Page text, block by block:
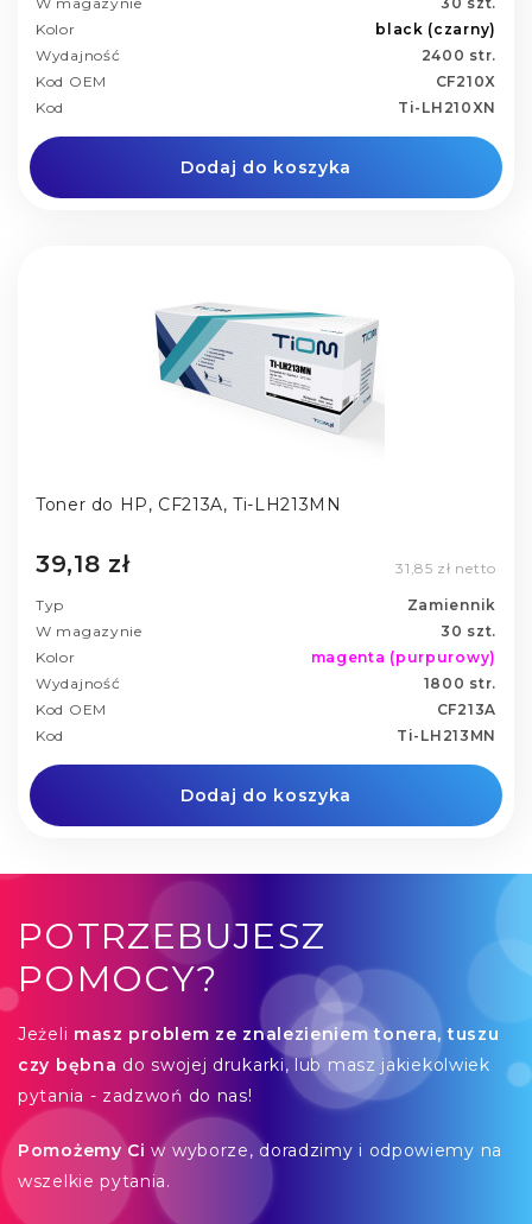
Kolor
black (czarny)
Wydajność
2400 str.
Kod OEM
CF210X
Kod
Ti-LH210XN
Dodaj do koszyka
Toner do HP, CF213A, Ti-LH213MN
39,18 zł 31,85 zł netto
Typ
Zamiennik
W magazynie
30 szt.
Kolor
magenta (purpurowy)
Wydajność
1800 str.
Kod OEM
CF213A
Kod
Ti-LH213MN
Dodaj do koszyka
POTRZEBUJESZ
POMOCY?
Jeżeli masz problem ze znalezieniem tonera, tuszu
czy bębna do swojej drukarki, lub masz jakiekolwiek
pytania - zadzwoń do nas!
Pomożemy Ci w wyborze, doradzimy i odpowiemy na
wszelkie pytania.